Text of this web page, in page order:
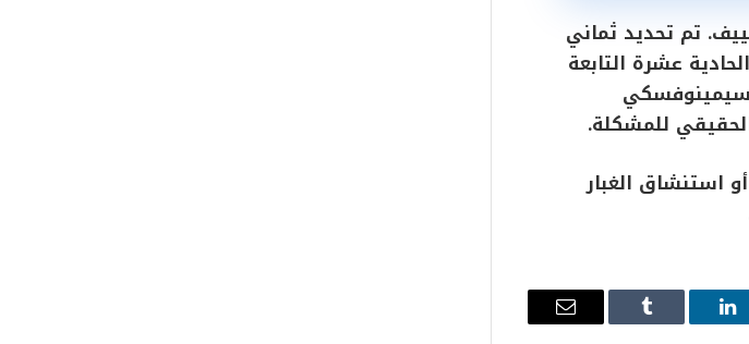
تم تحديد ثماني
عشرة التابعة
سيمينوفسكي
للمشكلة.
استنشاق الغبار
لينكدإن Tumblr
البريد